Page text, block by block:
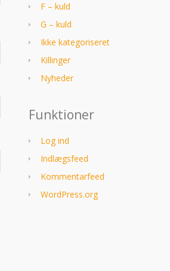
F – kuld
G – kuld
Ikke kategoriseret
Killinger
Nyheder
Funktioner
Log ind
Indlægsfeed
Kommentarfeed
WordPress.org